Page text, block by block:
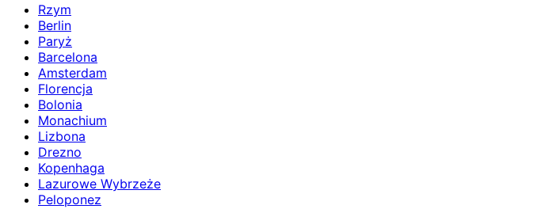
Rzym
Berlin
Paryż
Barcelona
Amsterdam
Florencja
Bolonia
Monachium
Lizbona
Drezno
Kopenhaga
Lazurowe Wybrzeże
Peloponez